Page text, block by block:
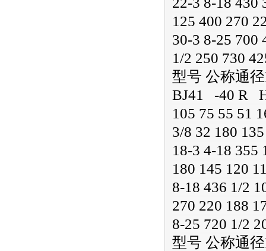
125 400 270
30-3 8-25 700
1/2 250 730
型号 公称通
BJ41 -40 R H
105 75 55 51
3/8 32 180
18-3 4-18 355
180 145 120
8-18 436 1/2
270 220 188
8-25 720 1/2
型号 公称通